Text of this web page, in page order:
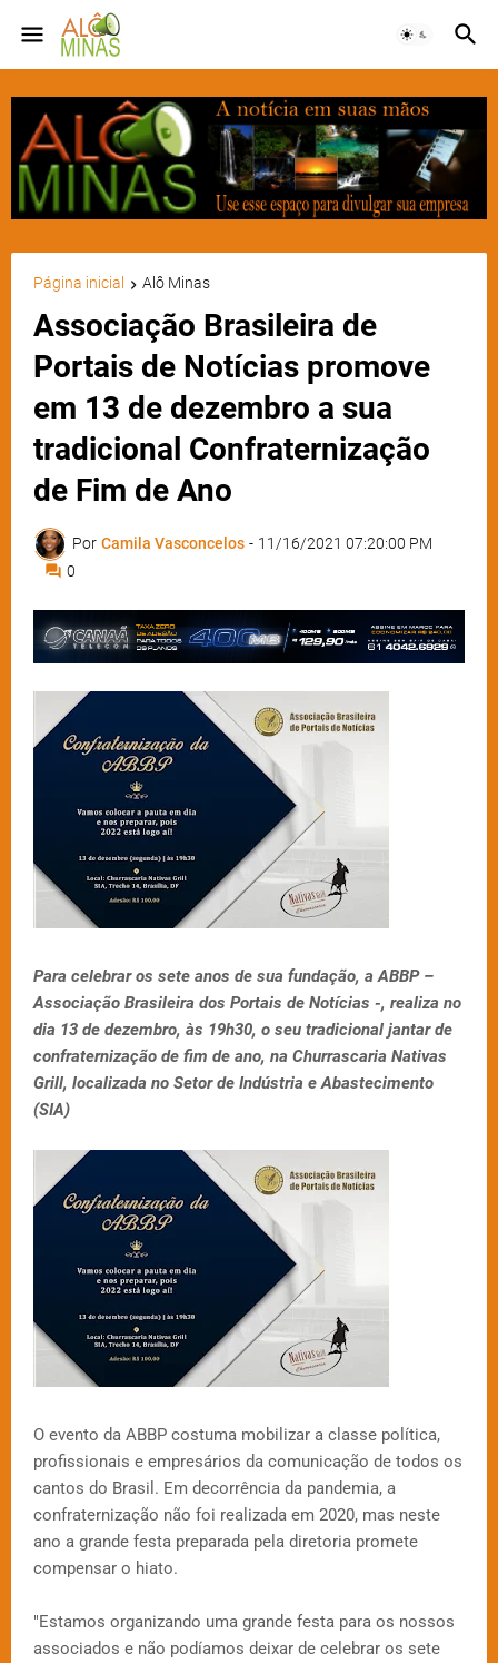
Página inicial Alô Minas
Associação Brasileira de
Portais de Notícias promove
em 13 de dezembro a sua
tradicional Confraternização
de Fim de Ano
Por Camila Vasconcelos - 11/16/2021 07:20:00 PM
0
Para celebrar os sete anos de sua fundação, a ABBP –
Associação Brasileira dos Portais de Notícias -, realiza no
dia 13 de dezembro, às 19h30, o seu tradicional jantar de
confraternização de fim de ano, na Churrascaria Nativas
Grill, localizada no Setor de Indústria e Abastecimento
(SIA)
O evento da ABBP costuma mobilizar a classe política,
profissionais e empresários da comunicação de todos os
cantos do Brasil. Em decorrência da pandemia, a
confraternização não foi realizada em 2020, mas neste
ano a grande festa preparada pela diretoria promete
compensar o hiato.
"Estamos organizando uma grande festa para os nossos
associados e não podíamos deixar de celebrar os sete